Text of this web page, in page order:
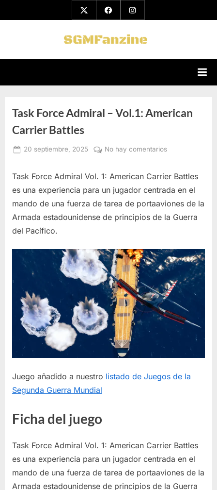
al
Twitter FacebookInstagram
M
a
z
n
e
Guerra
Task Force Admiral – Vol.1: American
Carrier Battles
Publicado
20 septiembre, 2025
No hay comentariosen
Admiral
–
Vol.1:
American
Task Force Admiral Vol. 1: American Carrier Battles
es una experiencia para un jugador centrada en el
mando de una fuerza de tarea de portaaviones de la
Armada estadounidense de principios de la Guerra
del Pacífico.
Juego añadido a nuestro listado de Juegos de la
Segunda Guerra Mundial
Ficha del juego
Task Force Admiral Vol. 1: American Carrier Battles
es una experiencia para un jugador centrada en el
mando de una fuerza de tarea de portaaviones de la
Armada estadounidense de principios de la Guerra